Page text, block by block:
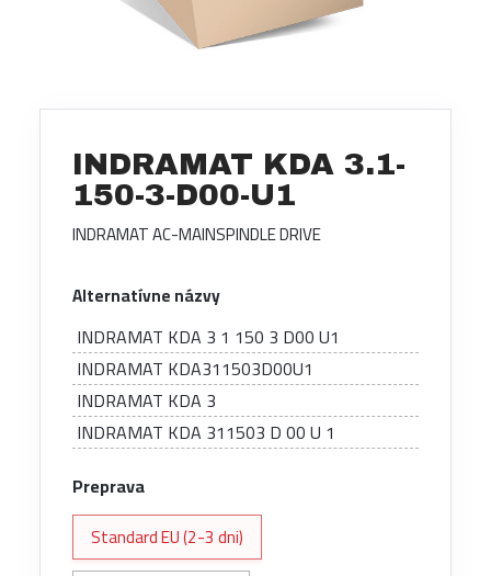
INDRAMAT KDA 3.1-
150-3-D00-U1
INDRAMAT AC-MAINSPINDLE DRIVE
Alternatívne názvy
INDRAMAT KDA 3 1 150 3 D00 U1
INDRAMAT KDA311503D00U1
INDRAMAT KDA 3
INDRAMAT KDA 311503 D 00 U 1
Preprava
Standard EU (2-3 dni)